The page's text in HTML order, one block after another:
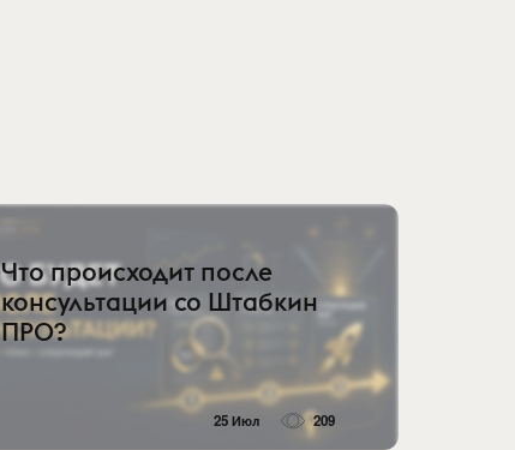
Что происходит после
консультации со Штабкин
ПРО?
25 Июл 209